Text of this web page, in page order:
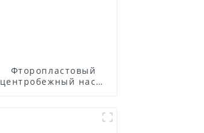
Фторопластовый
центробежный насос